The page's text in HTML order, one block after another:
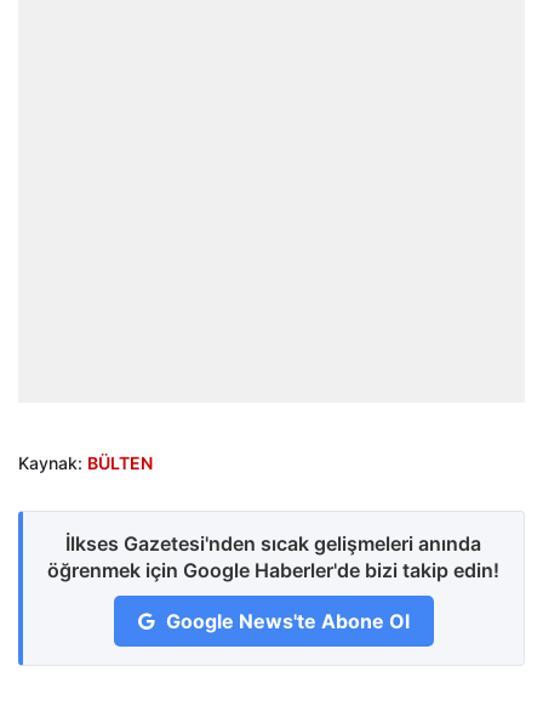
Kaynak: BÜLTEN
İlkses Gazetesi'nden sıcak gelişmeleri anında
öğrenmek için Google Haberler'de bizi takip edin!
Google News'te Abone Ol